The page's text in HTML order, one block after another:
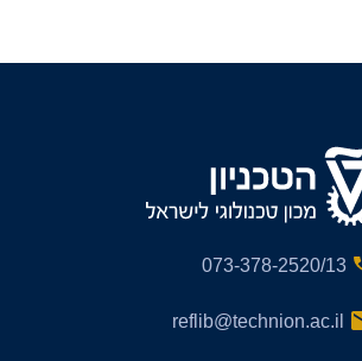
073-378-2520/13
reflib@technion.ac.il